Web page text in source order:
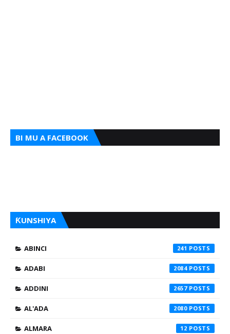
BI MU A FACEBOOK
ƘUNSHIYA
ABINCI 241
ADABI 2084
ADDINI 2657
AL'ADA 2080
ALMARA 12